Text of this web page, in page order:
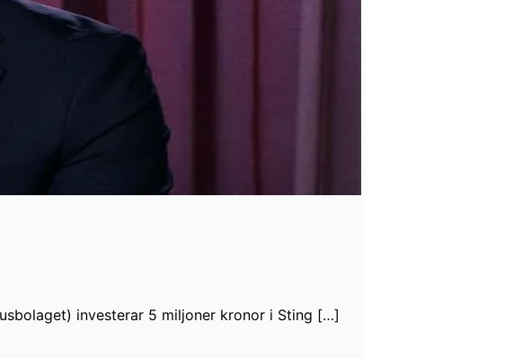
investerar 5 miljoner kronor i Sting […]